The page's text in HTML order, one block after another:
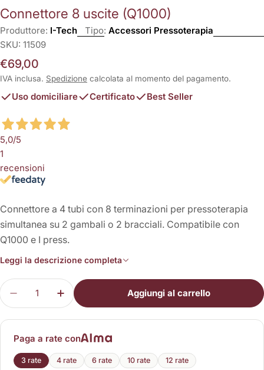
Connettore 8 uscite (Q1000)
Produttore: I-Tech Tipo: Accessori Pressoterapia
SKU: 11509
Prezzo
normale
€69,00
IVA inclusa. Spedizione calcolata al momento del pagamento.
Uso domiciliare Certificato Best Seller
5,0/5
1
recensioni
Connettore a 4 tubi con 8 terminazioni per pressoterapia
simultanea su 2 gambali o 2 bracciali. Compatibile con
Q1000 e I press.
Leggi la descrizione completa
Quantità
Diminuisci la quantità per Connettore 8 uscite
Aumenta la quantità per Connettore 8
Aggiungi al carrello
Paga a rate con
3 rate 4 rate 6 rate 10 rate 12 rate